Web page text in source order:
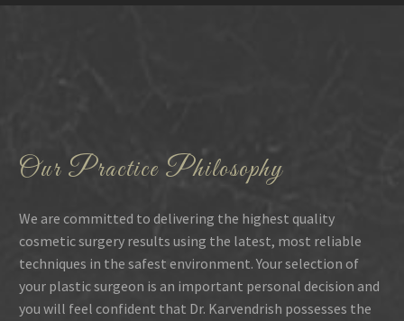
Our Practice Philosophy
We are committed to delivering the highest quality
cosmetic surgery results using the latest, most reliable
techniques in the safest environment. Your selection of
your plastic surgeon is an important personal decision and
you will feel confident that Dr. Karvendrish possesses the